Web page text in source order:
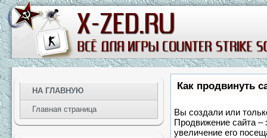
Как продвинуть
Вы создали или
Продвижение сайта –
увеличение его
НА ГЛАВНУЮ
Главная страница